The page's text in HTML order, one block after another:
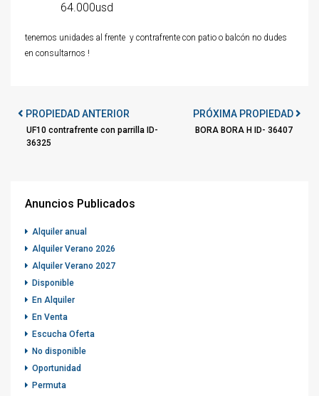
64.000usd
tenemos unidades al frente y contrafrente con patio o balcón no dudes
en consultarnos !
PROPIEDAD ANTERIOR
UF10 contrafrente con parrilla ID-
36325
PRÓXIMA PROPIEDAD
BORA BORA H ID- 36407
Anuncios Publicados
Alquiler anual
Alquiler Verano 2026
Alquiler Verano 2027
Disponible
En Alquiler
En Venta
Escucha Oferta
No disponible
Oportunidad
Permuta